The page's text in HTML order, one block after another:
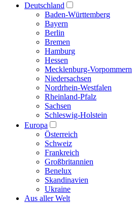
Deutschland
Baden-Württemberg
Bayern
Berlin
Bremen
Hamburg
Hessen
Mecklenburg-Vorpommern
Niedersachsen
Nordrhein-Westfalen
Rheinland-Pfalz
Sachsen
Schleswig-Holstein
Europa
Österreich
Schweiz
Frankreich
Großbritannien
Benelux
Skandinavien
Ukraine
Aus aller Welt